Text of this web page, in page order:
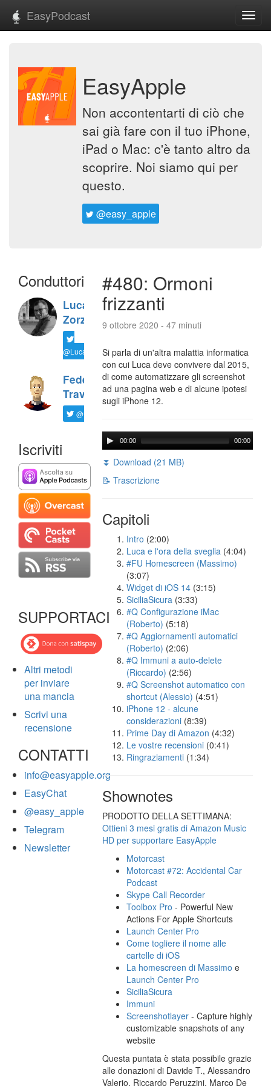
EasyPodcast
EasyApple
Non accontentarti di ciò che
sai già fare con il tuo iPhone,
iPad o Mac: c'è tanto altro da
scoprire. Noi siamo qui per
questo.
@easy_apple
Conduttori
Luca
Zorzi
@LucaTNT
Federico
Travaini
@ftrava
Iscriviti
SUPPORTACI
Altri metodi
per inviare
una mancia
Scrivi una
recensione
CONTATTI
info@easyapple.org
EasyChat
@easy_apple
Telegram
Newsletter
#480: Ormoni
frizzanti
9 ottobre 2020 - 47 minuti
Si parla di un'altra malattia informatica
con cui Luca deve convivere dal 2015,
di come automatizzare gli screenshot
ad una pagina web e di alcune ipotesi
sugli iPhone 12.
00:00 00:00
⏬ Download (21 MB)
📝 Trascrizione
Capitoli
Intro (2:00)
Luca e l'ora della sveglia (4:04)
#FU Homescreen (Massimo)
(3:07)
Widget di iOS 14 (3:15)
SiciliaSicura (3:33)
#Q Configurazione iMac
(Roberto) (5:18)
#Q Aggiornamenti automatici
(Roberto) (2:06)
#Q Immuni a auto-delete
(Riccardo) (2:56)
#Q Screenshot automatico con
shortcut (Alessio) (4:51)
iPhone 12 - alcune
considerazioni (8:39)
Prime Day di Amazon (4:32)
Le vostre recensioni (0:41)
Ringraziamenti (1:34)
Shownotes
PRODOTTO DELLA SETTIMANA:
Ottieni 3 mesi gratis di Amazon Music
HD per supportare EasyApple
Motorcast
Motorcast #72: Accidental Car
Podcast
Skype Call Recorder
Toolbox Pro - Powerful New
Actions For Apple Shortcuts
Launch Center Pro
Come togliere il nome alle
cartelle di iOS
La homescreen di Massimo e
Launch Center Pro
SiciliaSicura
Immuni
Screenshotlayer - Capture highly
customizable snapshots of any
website
Questa puntata è stata possibile grazie
alle donazioni di Davide T., Alessandro
Valerio, Riccardo Peruzzini, Marco De